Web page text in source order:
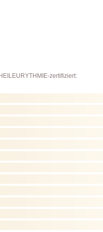
zertifiziert: